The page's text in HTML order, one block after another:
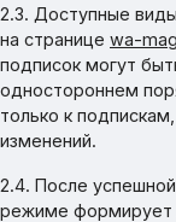
2.3. Доступные
на странице wa-
подписок могут
одностороннем
только к
изменений.
2.4. После
режиме формирует